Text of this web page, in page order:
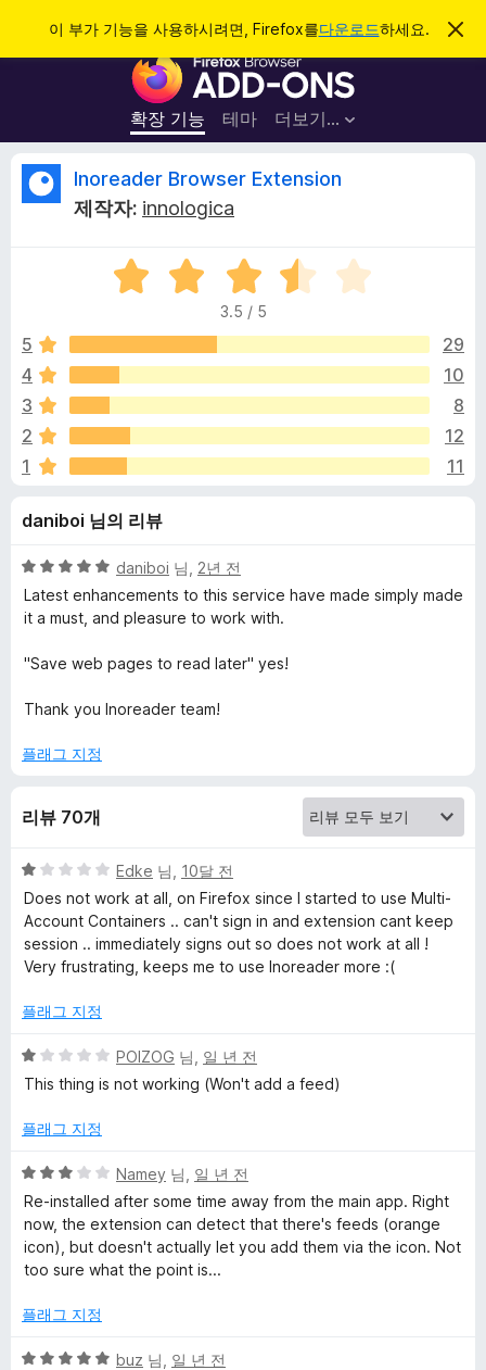
이 부가 기능을 사용하시려면, Firefox를다운로드하세요.
이
림
F
r
e
라
우
저
부
기
능
확장 기능 테마 더보기…
로그인
I
r
e
a
d
e
r
B
r
o
w
s
e
r
E
x
t
e
n
s
i
Inoreader Browser Extension
제작자: innologica
5
점
점
3
5
3.5 / 5
5
29
4
10
3
8
2
12
1
11
daniboi 님의 리뷰
5
점
만
에
점
daniboi 님, 2년 전
Latest enhancements to this service have made simply made
it a must, and pleasure to work with.
"Save web pages to read later" yes!
Thank you Inoreader team!
플래그 지정
리뷰 70개
5
점
만
점
에
점
Edke 님, 10달 전
Does not work at all, on Firefox since I started to use Multi-
Account Containers .. can't sign in and extension cant keep
session .. immediately signs out so does not work at all !
Very frustrating, keeps me to use Inoreader more :(
플래그 지정
5
점
점
1
점
POIZOG 님, 일 년 전
This thing is not working (Won't add a feed)
플래그 지정
5
점
만
점
에
점
Namey 님, 일 년 전
Re-installed after some time away from the main app. Right
now, the extension can detect that there's feeds (orange
icon), but doesn't actually let you add them via the icon. Not
too sure what the point is...
플래그 지정
5
buz 님, 일 년 전